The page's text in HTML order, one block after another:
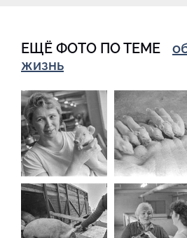
ЕЩЁ ФОТО ПО ТЕМЕ
жизнь